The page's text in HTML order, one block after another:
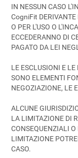
IN NESSUN CASO
CogniFit DERIVANTE
O PER L'USO O
ECCEDERANNO DI
PAGATO DA LEI
LE ESCLUSIONI E
SONO ELEMENTI
NEGOZIAZIONE, LE
ALCUNE
LA LIMITAZIONE DI
CONSEQUENZIALI O
LIMITAZIONE
CASO.